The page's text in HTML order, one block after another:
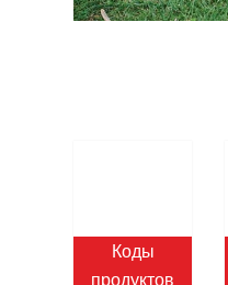
Коды
продуктов